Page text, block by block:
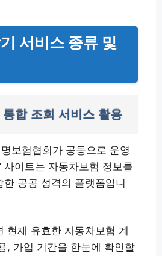
서비스 종류 및
합 조회 서비스 활용
보험협회가 공동으로 운영
‘ 사이트는 자동차보험 정보를
한 공공 성격의 플랫폼입니
현재 유효한 자동차보험 계
, 가입 기간을 한눈에 확인할